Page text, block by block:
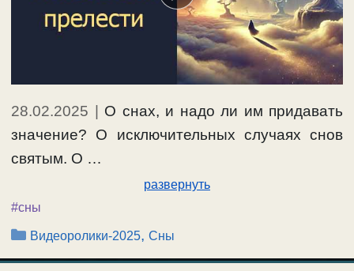
28.02.2025 | О снах, и надо ли им придавать
значение? О исключительных случаях снов
святым. О …
развернуть
#сны
Рубрики
Видеоролики-2025,Сны